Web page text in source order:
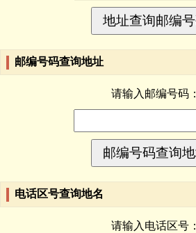
邮编号码查询地址
请输入邮编号码：
电话区号查询地名
请输入电话区号：